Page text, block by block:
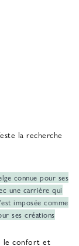
la recherche
connue pour ses
une carrière qui
imposée comme
ses créations
le confort et